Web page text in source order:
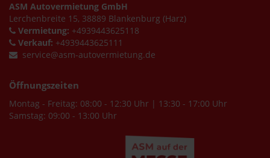
ASM Autovermietung GmbH
Lerchenbreite 15, 38889 Blankenburg (Harz)
Vermietung: +4939443625118
Verkauf: +4939443625111
service@asm-autovermietung.de
Öffnungszeiten
Montag - Freitag: 08:00 - 12:30 Uhr | 13:30 - 17:00 Uhr
Samstag: 09:00 - 13:00 Uhr